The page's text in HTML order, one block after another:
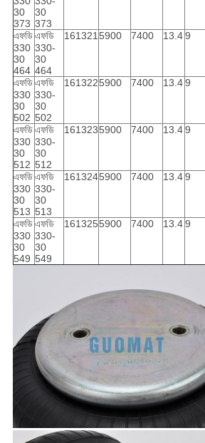
30
373
30
373
এফডি
330
30
464
এফডি
330-
30
464
1613215900 7400 13.49
এফডি
330
30
502
এফডি
330-
30
502
1613225900 7400 13.49
এফডি
330
30
512
এফডি
330-
30
512
1613235900 7400 13.49
এফডি
330
30
513
এফডি
330-
30
513
1613245900 7400 13.49
এফডি
330
30
549
এফডি
330-
30
549
1613255900 7400 13.49